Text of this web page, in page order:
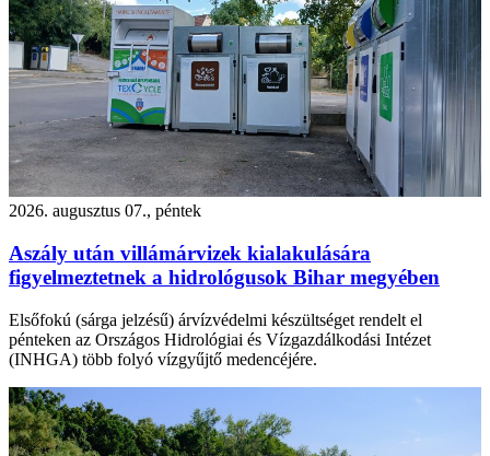
2026. augusztus 07., péntek
Aszály után villámárvizek kialakulására
figyelmeztetnek a hidrológusok Bihar megyében
Elsőfokú (sárga jelzésű) árvízvédelmi készültséget rendelt el
pénteken az Országos Hidrológiai és Vízgazdálkodási Intézet
(INHGA) több folyó vízgyűjtő medencéjére.